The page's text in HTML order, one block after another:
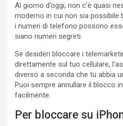
Al giorno d’oggi, non c’è quasi
moderno in cui non sia possibile
i numeri di telefono possono
siano numeri segreti.
Se desideri bloccare i
direttamente sul tuo cellulare,
diverso a seconda che tu abbia
Puoi sempre annullare il blocco
facilmente.
Per bloccare su